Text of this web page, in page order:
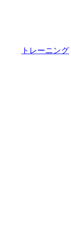
トレーニング